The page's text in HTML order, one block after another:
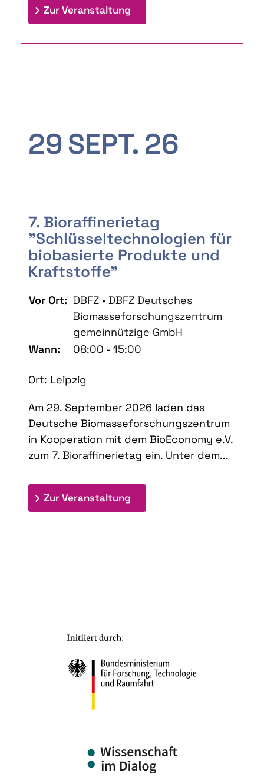
Zur Veranstaltung
29SEPT. 26
7. Bioraffinerietag
"Schlüsseltechnologien für
biobasierte Produkte und
Kraftstoffe"
Vor Ort: DBFZ • DBFZ Deutsches
Biomasseforschungszentrum
gemeinnützige GmbH
Wann:
08:00 - 15:00
Ort: Leipzig
Am 29. September 2026 laden das
Deutsche Biomasseforschungszentrum
in Kooperation mit dem BioEconomy e.V.
zum 7. Bioraffinerietag ein. Unter dem...
Zur Veranstaltung